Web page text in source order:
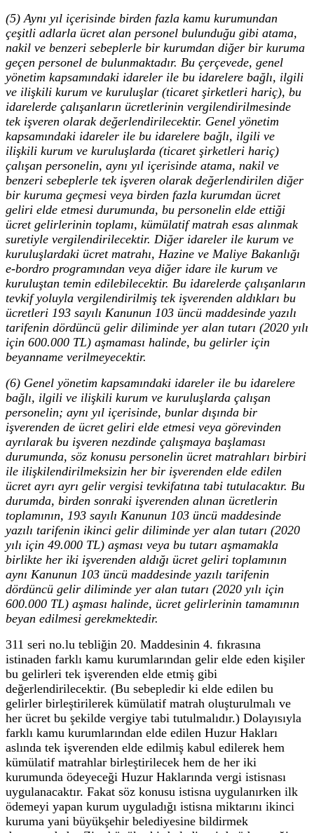
(5) Aynı yıl içerisinde birden fazla kamu kurumundan
çeşitli adlarla ücret alan personel bulunduğu gibi atama,
nakil ve benzeri sebeplerle bir kurumdan diğer bir kuruma
geçen personel de bulunmaktadır. Bu çerçevede, genel
yönetim kapsamındaki idareler ile bu idarelere bağlı, ilgili
ve ilişkili kurum ve kuruluşlar (ticaret şirketleri hariç), bu
idarelerde çalışanların ücretlerinin vergilendirilmesinde
tek işveren olarak değerlendirilecektir. Genel yönetim
kapsamındaki idareler ile bu idarelere bağlı, ilgili ve
ilişkili kurum ve kuruluşlarda (ticaret şirketleri hariç)
çalışan personelin, aynı yıl içerisinde atama, nakil ve
benzeri sebeplerle tek işveren olarak değerlendirilen diğer
bir kuruma geçmesi veya birden fazla kurumdan ücret
geliri elde etmesi durumunda, bu personelin elde ettiği
ücret gelirlerinin toplamı, kümülatif matrah esas alınmak
suretiyle vergilendirilecektir. Diğer idareler ile kurum ve
kuruluşlardaki ücret matrahı, Hazine ve Maliye Bakanlığı
e-bordro programından veya diğer idare ile kurum ve
kuruluştan temin edilebilecektir. Bu idarelerde çalışanların
tevkif yoluyla vergilendirilmiş tek işverenden aldıkları bu
ücretleri 193 sayılı Kanunun 103 üncü maddesinde yazılı
tarifenin dördüncü gelir diliminde yer alan tutarı (2020 yılı
için 600.000 TL) aşmaması halinde, bu gelirler için
beyanname verilmeyecektir.
(6) Genel yönetim kapsamındaki idareler ile bu idarelere
bağlı, ilgili ve ilişkili kurum ve kuruluşlarda çalışan
personelin; aynı yıl içerisinde, bunlar dışında bir
işverenden de ücret geliri elde etmesi veya görevinden
ayrılarak bu işveren nezdinde çalışmaya başlaması
durumunda, söz konusu personelin ücret matrahları birbiri
ile ilişkilendirilmeksizin her bir işverenden elde edilen
ücret ayrı ayrı gelir vergisi tevkifatına tabi tutulacaktır. Bu
durumda, birden sonraki işverenden alınan ücretlerin
toplamının, 193 sayılı Kanunun 103 üncü maddesinde
yazılı tarifenin ikinci gelir diliminde yer alan tutarı (2020
yılı için 49.000 TL) aşması veya bu tutarı aşmamakla
birlikte her iki işverenden aldığı ücret geliri toplamının
aynı Kanunun 103 üncü maddesinde yazılı tarifenin
dördüncü gelir diliminde yer alan tutarı (2020 yılı için
600.000 TL) aşması halinde, ücret gelirlerinin tamamının
beyan edilmesi gerekmektedir.
311 seri no.lu tebliğin 20. Maddesinin 4. fıkrasına
istinaden farklı kamu kurumlarından gelir elde eden kişiler
bu gelirleri tek işverenden elde etmiş gibi
değerlendirilecektir. (Bu sebepledir ki elde edilen bu
gelirler birleştirilerek kümülatif matrah oluşturulmalı ve
her ücret bu şekilde vergiye tabi tutulmalıdır.) Dolayısıyla
farklı kamu kurumlarından elde edilen Huzur Hakları
aslında tek işverenden elde edilmiş kabul edilerek hem
kümülatif matrahlar birleştirilecek hem de her iki
kurumunda ödeyeceği Huzur Haklarında vergi istisnası
uygulanacaktır. Fakat söz konusu istisna uygulanırken ilk
ödemeyi yapan kurum uyguladığı istisna miktarını ikinci
kuruma yani büyükşehir belediyesine bildirmek